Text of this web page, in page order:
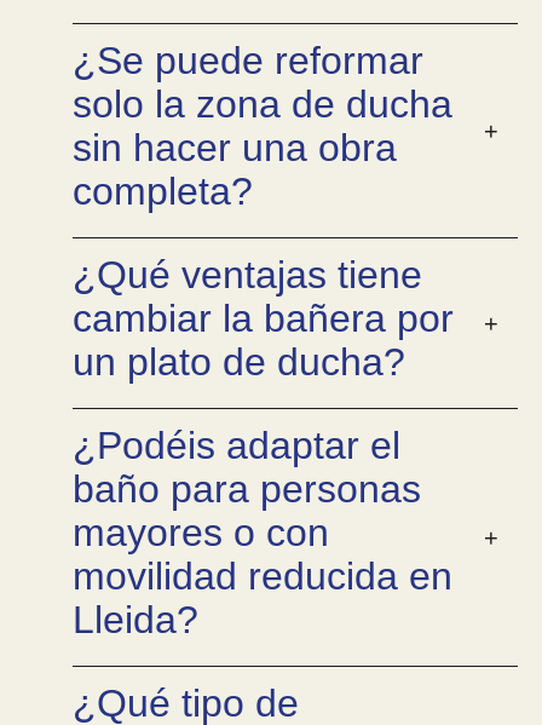
¿Se puede reformar
solo la zona de ducha
sin hacer una obra
completa?
¿Qué ventajas tiene
cambiar la bañera por
un plato de ducha?
¿Podéis adaptar el
baño para personas
mayores o con
movilidad reducida en
Lleida?
¿Qué tipo de